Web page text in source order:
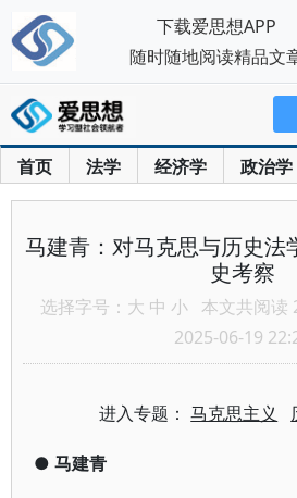
首页 法学 经济学 政治学
马建青：对马克思与历史法
史考察
选择字号： 大 中 小 本文共阅读
2025-06-19
进入专题：马克思主义
● 马建青
下载爱思想APP
随时随地阅读精品文